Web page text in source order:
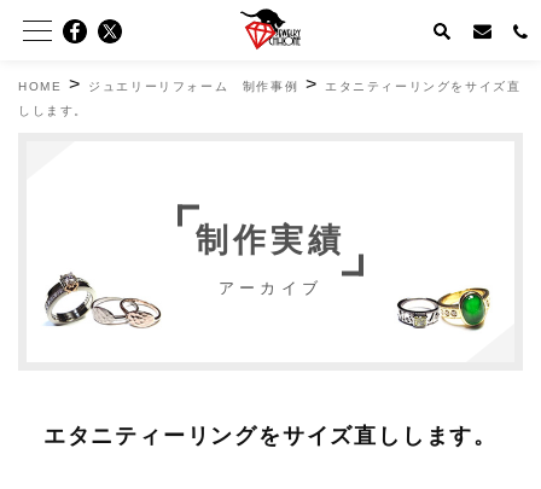
HOME > ジュエリーリフォーム 制作事例 >
エタニティーリングをサイズ直
しします。
制作実績
アーカイブ
エタニティーリングをサイズ直しします。